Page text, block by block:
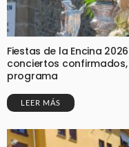
Fiestas de la Encina
conciertos
programa
LEER MÁS